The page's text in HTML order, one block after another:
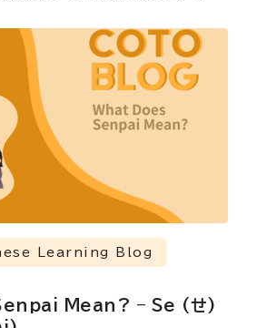
Mean? – Se (せ)
Learning Blog